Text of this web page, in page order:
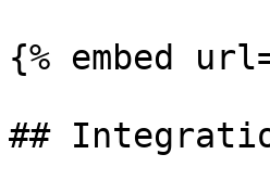
{% embed
##